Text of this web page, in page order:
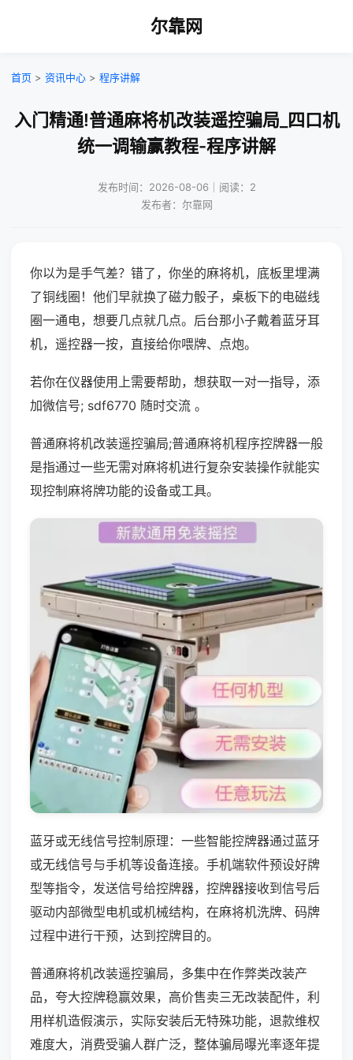
尔靠网
首页 > 资讯中心 > 程序讲解
入门精通!普通麻将机改装遥控骗局_四口机
统一调输赢教程-程序讲解
发布时间：2026-08-06｜阅读：2
发布者：尔靠网
你以为是手气差？错了，你坐的麻将机，底板里埋满
了铜线圈！他们早就换了磁力骰子，桌板下的电磁线
圈一通电，想要几点就几点。后台那小子戴着蓝牙耳
机，遥控器一按，直接给你喂牌、点炮。
若你在仪器使用上需要帮助，想获取一对一指导，添
加微信号; sdf6770 随时交流 。
普通麻将机改装遥控骗局;普通麻将机程序控牌器一般
是指通过一些无需对麻将机进行复杂安装操作就能实
现控制麻将牌功能的设备或工具。
蓝牙或无线信号控制原理：一些智能控牌器通过蓝牙
或无线信号与手机等设备连接。手机端软件预设好牌
型等指令，发送信号给控牌器，控牌器接收到信号后
驱动内部微型电机或机械结构，在麻将机洗牌、码牌
过程中进行干预，达到控牌目的。
普通麻将机改装遥控骗局，多集中在作弊类改装产
品，夸大控牌稳赢效果，高价售卖三无改装配件，利
用样机造假演示，实际安装后无特殊功能，退款维权
难度大，消费受骗人群广泛，整体骗局曝光率逐年提